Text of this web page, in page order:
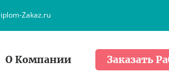
Zakaz.ru
О Компании Заказать